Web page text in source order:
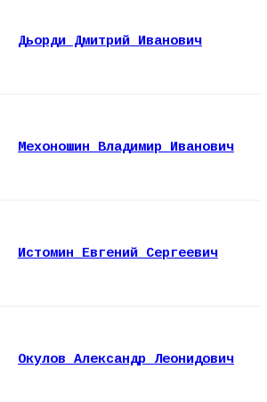
Дьорди Дмитрий Иванович
Мехоношин Владимир Иванович
Истомин Евгений Сергеевич
Окулов Александр Леонидович